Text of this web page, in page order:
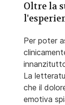
Oltre la
Per poter
La
che il
emotiva